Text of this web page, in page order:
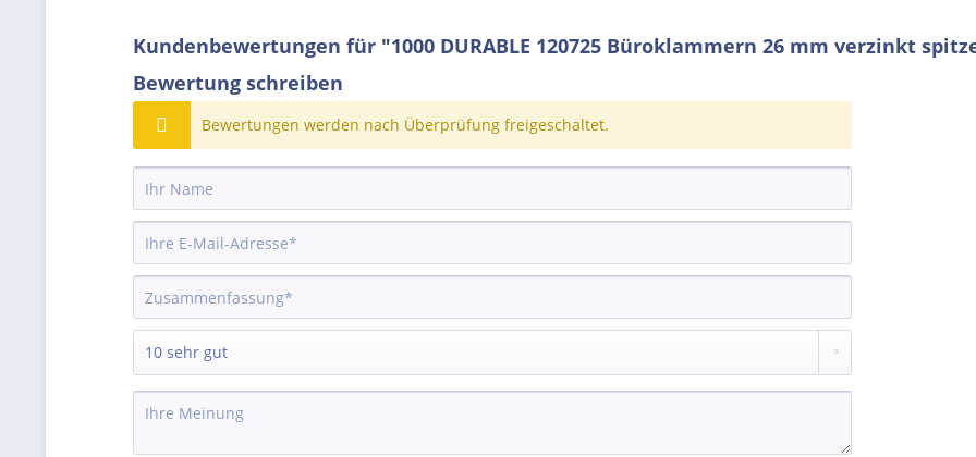
Kundenbewertungen für "1000 DURABLE 120725 Büroklammern 26 mm verzinkt
Bewertung schreiben
Bewertungen werden nach Überprüfung freigeschaltet.